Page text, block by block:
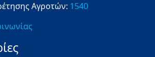
Αγροτών: 1540